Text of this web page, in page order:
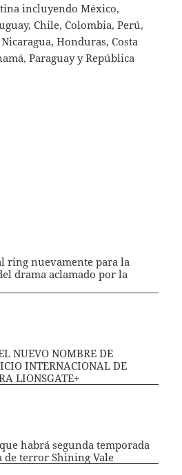
incluyendo México,
Chile, Colombia, Perú,
Honduras, Costa
Paraguay y República
ring nuevamente para la
drama aclamado por la
NUEVO NOMBRE DE
INTERNACIONAL DE
LIONSGATE+
habrá segunda temporada
de terror Shining Vale